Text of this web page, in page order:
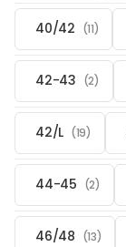
40/42 (11)
42-43 (2)
42/L (19)
44-45 (2)
46/48 (13)